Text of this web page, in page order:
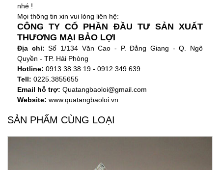
nhé !
Mọi thông tin xin vui lòng liên hệ:
CÔNG TY CỔ PHẦN ĐẦU TƯ SẢN XUẤT
THƯƠNG MẠI BẢO LỢI
Địa chỉ: Số 1/134 Văn Cao - P. Đằng Giang - Q. Ngô
Quyền - TP. Hải Phòng
Hotline: 0913 38 38 19 - 0912 349 639
Tell: 0225.3855655
Email hỗ trợ: Quatangbaoloi@gmail.com
Website: www.quatangbaoloi.vn
SẢN PHẨM CÙNG LOẠI